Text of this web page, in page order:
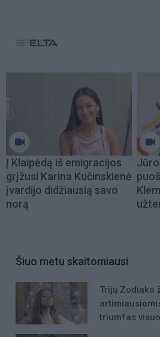
Į Klaipėdą iš emigracijos
grįžusi Karina Kučinskienė
įvardijo didžiausią savo
norą
Šiuo metu skaitomiausi
Trijų Zodiako
triumfas